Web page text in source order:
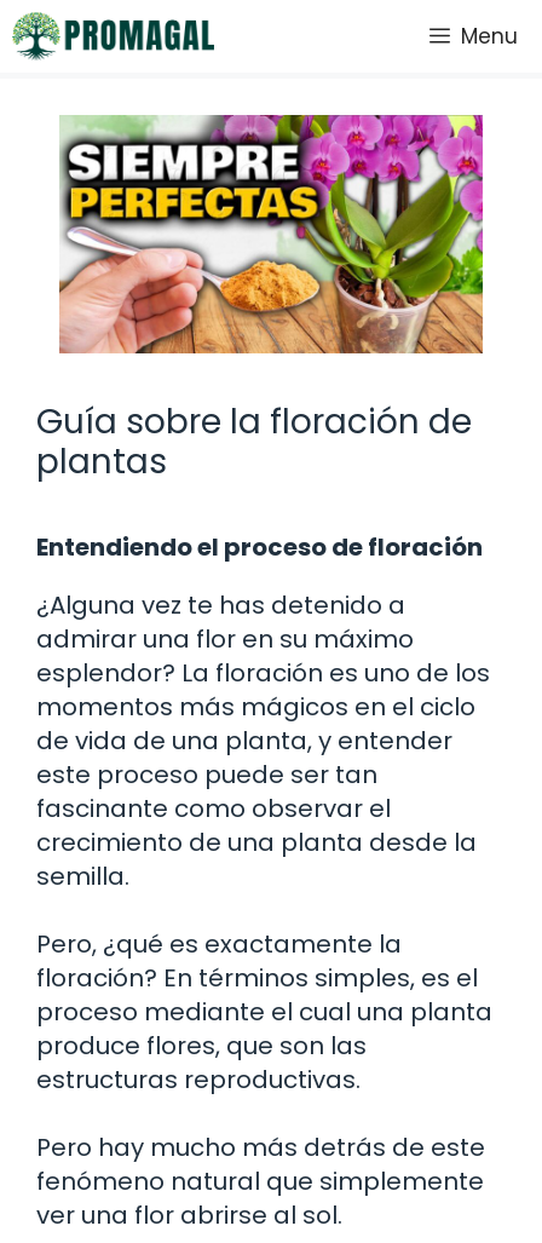
Saltar
al
Menu
Guía sobre la floración de
plantas
Entendiendo el proceso de floración
¿Alguna vez te has detenido a
admirar una flor en su máximo
esplendor? La floración es uno de los
momentos más mágicos en el ciclo
de vida de una planta, y entender
este proceso puede ser tan
fascinante como observar el
crecimiento de una planta desde la
semilla.
Pero, ¿qué es exactamente la
floración? En términos simples, es el
proceso mediante el cual una planta
produce flores, que son las
estructuras reproductivas.
Pero hay mucho más detrás de este
fenómeno natural que simplemente
ver una flor abrirse al sol.